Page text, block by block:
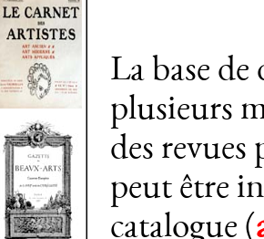
La base
plusieurs
des revues
peut être
catalogue (